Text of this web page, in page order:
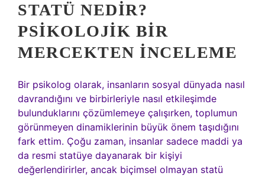
STATÜ NEDIR?
PSIKOLOJIK BIR
MERCEKTEN İNCELEME
Bir psikolog olarak, insanların sosyal dünyada nasıl
davrandığını ve birbirleriyle nasıl etkileşimde
bulunduklarını çözümlemeye çalışırken, toplumun
görünmeyen dinamiklerinin büyük önem taşıdığını
fark ettim. Çoğu zaman, insanlar sadece maddi ya
da resmi statüye dayanarak bir kişiyi
değerlendirirler, ancak biçimsel olmayan statü